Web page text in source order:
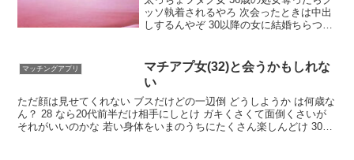
ッソ執着されるやろ 次会ったときは中出
しするんやぞ 30以降の女に結婚ちらつか
任取って結婚するかどうか次第や おめで
とう👏 結構確定🔔
マッチングアプリ
マチアプ女(32)と会うかもしれな
い
ただ顔は見せてくれない ブスだけどの一辺倒 どうしようか は何歳な
ん？ 28 なら20代前半だけ相手にしとけ ガキくさくて面倒くさいが
それがいいのかな 若い身体をいまのうちにたくさん楽しんどけ 30代